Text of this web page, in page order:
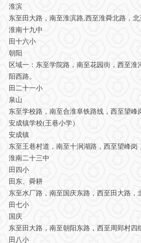
淮滨
东至田大路，南至淮滨路,西至淮舜北路，
淮南十九中
田十六小
朝阳
区域一：东至学院路，南至花园街，西至
阳西路。
田二十一小
泉山
东至学校路，南至合淮阜铁路线，西至望峰
安成镇学校(王巷小学）
安成镇
东至王巷村道，南至十涧湖路，西至望峰岗
淮南二十三中
田四小
田东、舜耕
东至水厂路，南至国庆东路，西至田大路，
田七小
国庆
东至田大路，南至朝阳东路，西至周郢村四
田八小